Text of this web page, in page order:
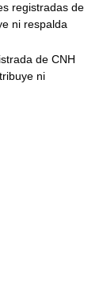
registradas de
ni respalda
de CNH
ni